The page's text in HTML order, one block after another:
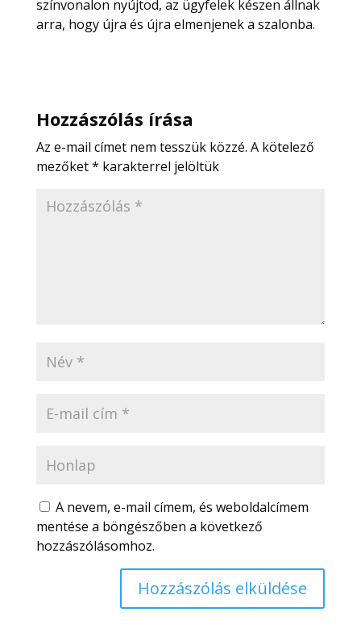
színvonalon nyújtod, az ügyfelek készen állnak
arra, hogy újra és újra elmenjenek a szalonba.
Hozzászólás írása
Az e-mail címet nem tesszük közzé. A kötelező
mezőket* karakterrel jelöltük
A nevem, e-mail címem, és weboldalcímem
mentése a böngészőben a következő
hozzászólásomhoz.